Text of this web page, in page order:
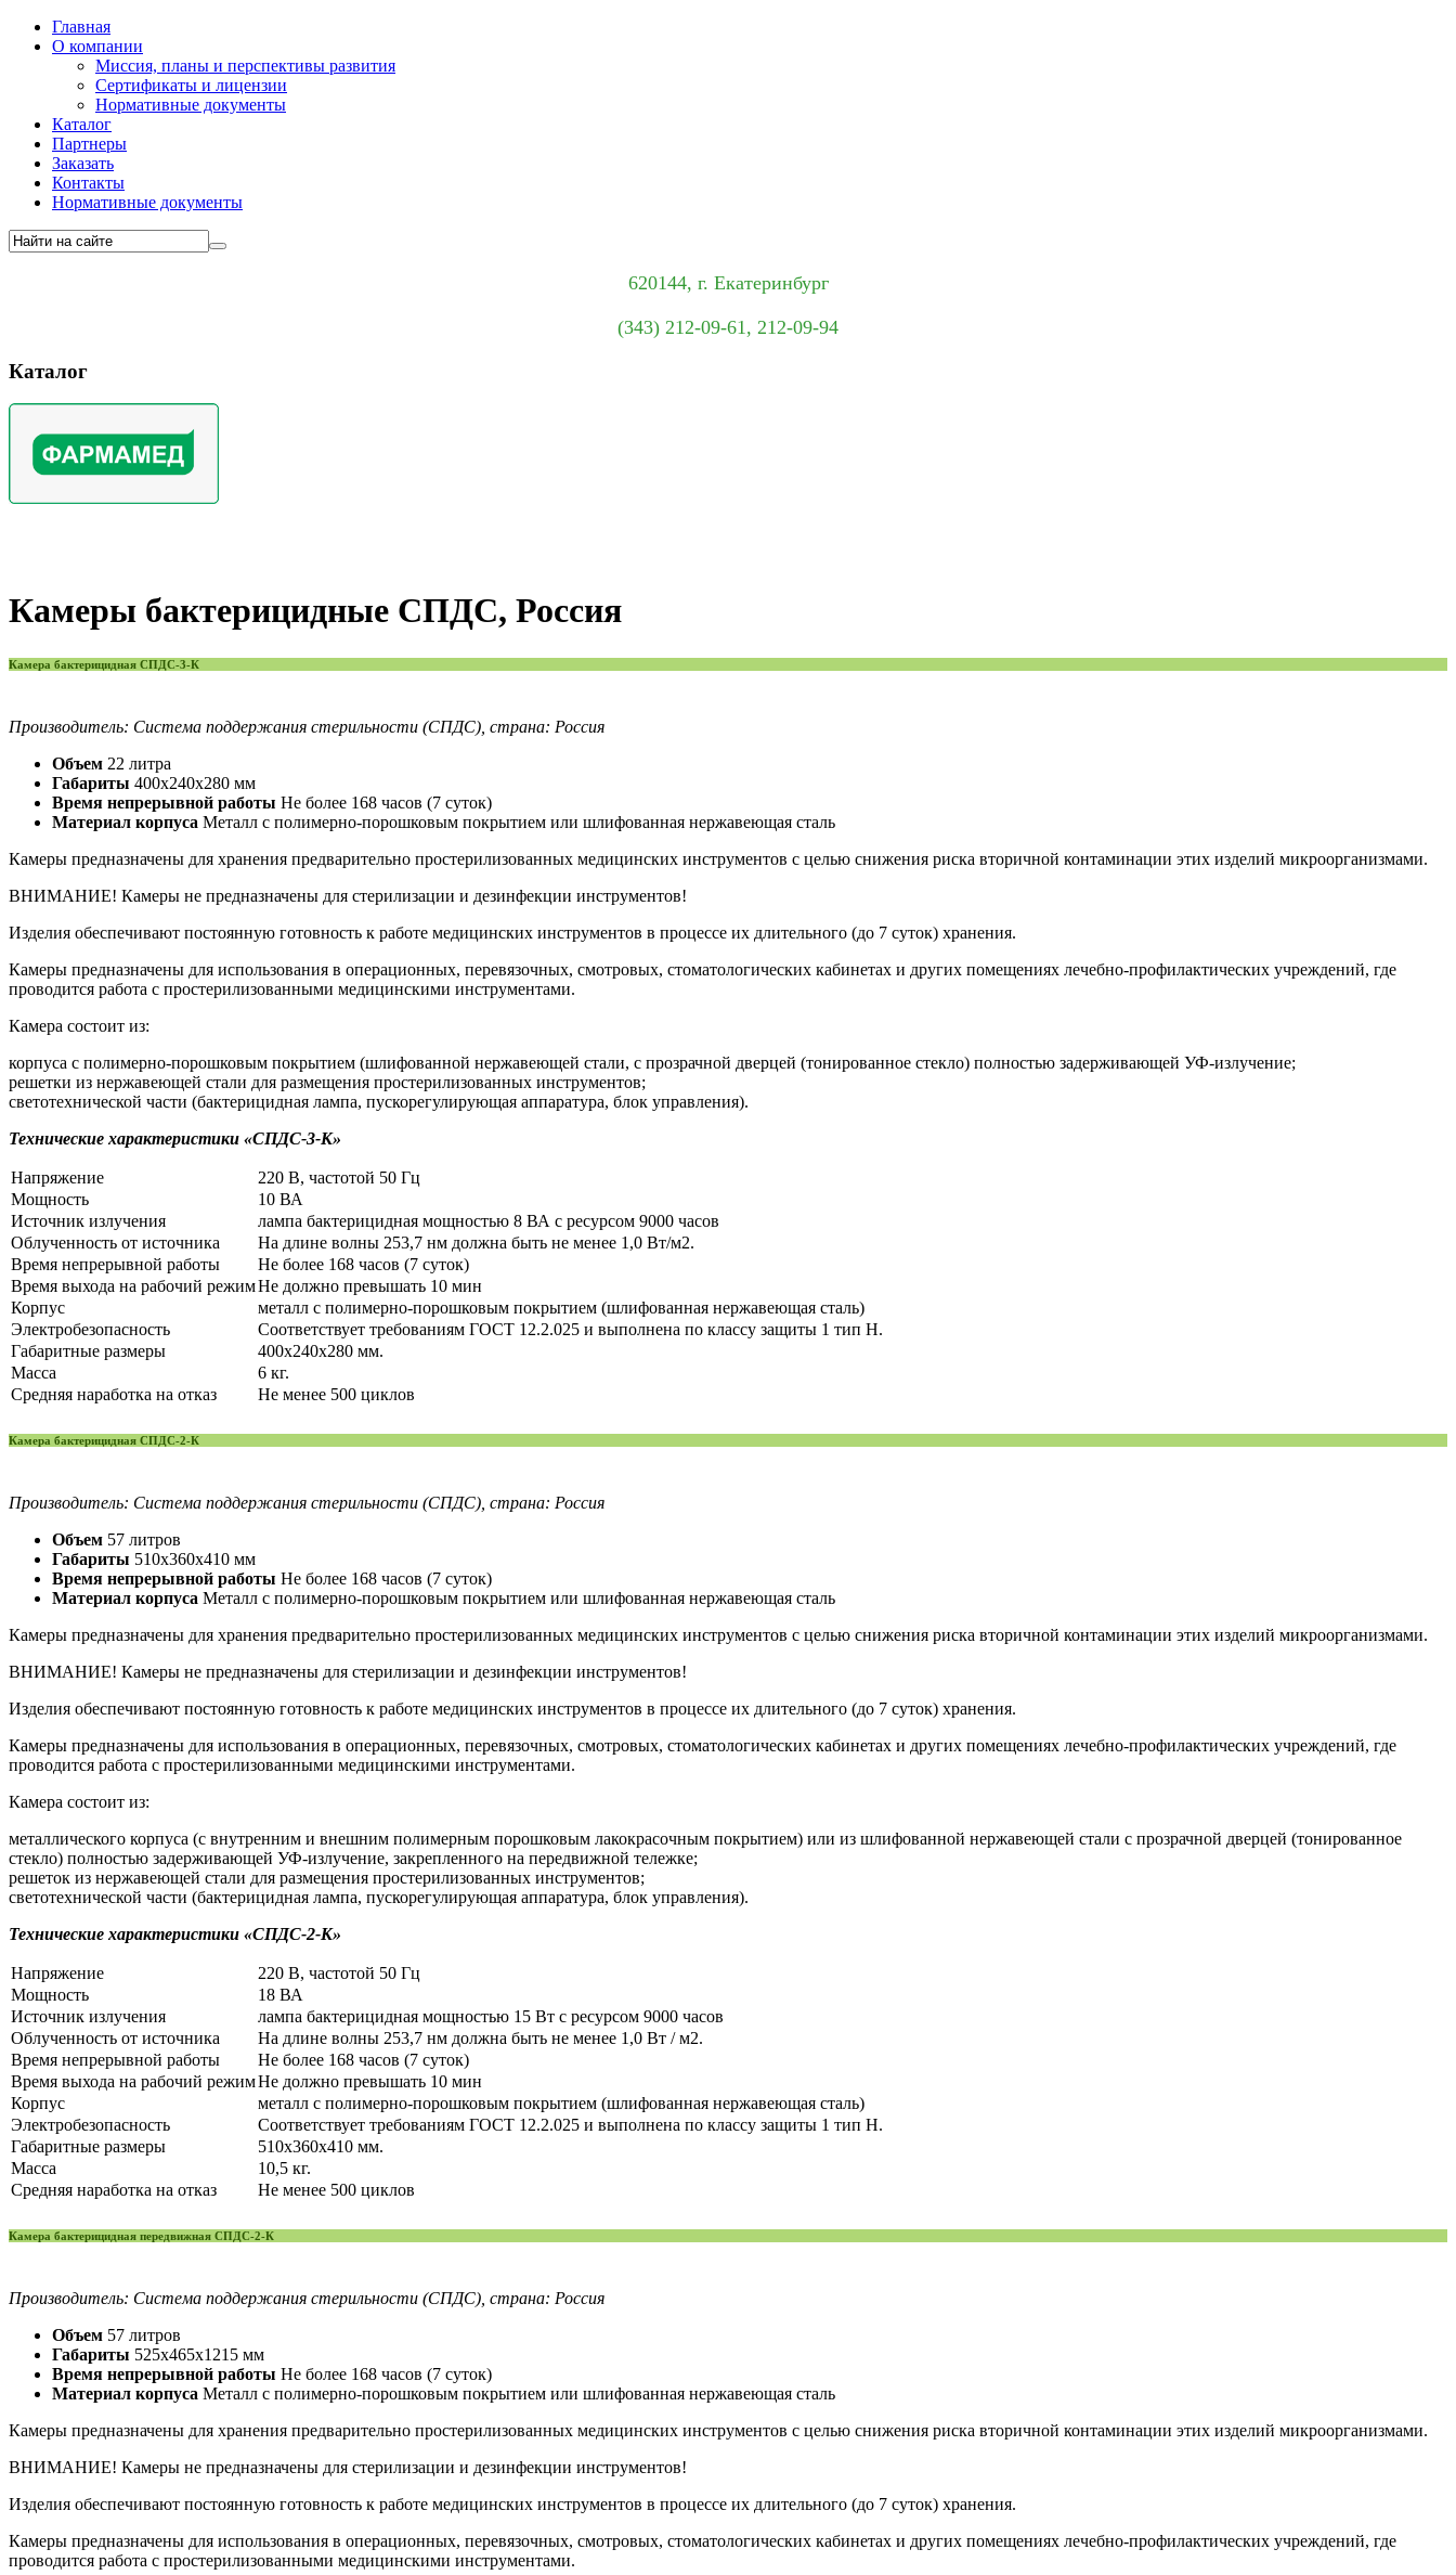
Главная
О компании
Миссия, планы и перспективы развития
Сертификаты и лицензии
Нормативные документы
Каталог
Партнеры
Заказать
Контакты
Нормативные документы
620144, г. Екатеринбург
(343) 212-09-61, 212-09-94
Каталог
Камеры бактерицидные СПДС, Россия
Камера бактерицидная СПДС-3-К
Производитель: Система поддержания стерильности (СПДС), страна: Россия
Объем 22 литра
Габариты 400х240х280 мм
Время непрерывной работы Не более 168 часов (7 суток)
Материал корпуса Металл с полимерно-порошковым покрытием или шлифованная нержавеющая сталь
Камеры предназначены для хранения предварительно простерилизованных медицинских инструментов с целью снижения риска вторичной контаминации этих изделий микроорганизмами.
ВНИМАНИЕ! Камеры не предназначены для стерилизации и дезинфекции инструментов!
Изделия обеспечивают постоянную готовность к работе медицинских инструментов в процессе их длительного (до 7 суток) хранения.
Камеры предназначены для использования в операционных, перевязочных, смотровых, стоматологических кабинетах и других помещениях лечебно-профилактических учреждений, где
проводится работа с простерилизованными медицинскими инструментами.
Камера состоит из:
корпуса с полимерно-порошковым покрытием (шлифованной нержавеющей стали, с прозрачной дверцей (тонированное стекло) полностью задерживающей УФ-излучение;
решетки из нержавеющей стали для размещения простерилизованных инструментов;
светотехнической части (бактерицидная лампа, пускорегулирующая аппаратура, блок управления).
Технические характеристики «СПДС-3-К»
Напряжение
220 В, частотой 50 Гц
Мощность
10 ВА
Источник излучения
лампа бактерицидная мощностью 8 ВА с ресурсом 9000 часов
Облученность от источника
На длине волны 253,7 нм должна быть не менее 1,0 Вт/м2.
Время непрерывной работы
Не более 168 часов (7 суток)
Время выхода на рабочий режимНе должно превышать 10 мин
Корпус
металл с полимерно-порошковым покрытием (шлифованная нержавеющая сталь)
Электробезопасность
Соответствует требованиям ГОСТ 12.2.025 и выполнена по классу защиты 1 тип Н.
Габаритные размеры
400х240х280 мм.
Масса
6 кг.
Средняя наработка на отказ
Не менее 500 циклов
Камера бактерицидная СПДС-2-К
Производитель: Система поддержания стерильности (СПДС), страна: Россия
Объем 57 литров
Габариты 510х360х410 мм
Время непрерывной работы Не более 168 часов (7 суток)
Материал корпуса Металл с полимерно-порошковым покрытием или шлифованная нержавеющая сталь
Камеры предназначены для хранения предварительно простерилизованных медицинских инструментов с целью снижения риска вторичной контаминации этих изделий микроорганизмами.
ВНИМАНИЕ! Камеры не предназначены для стерилизации и дезинфекции инструментов!
Изделия обеспечивают постоянную готовность к работе медицинских инструментов в процессе их длительного (до 7 суток) хранения.
Камеры предназначены для использования в операционных, перевязочных, смотровых, стоматологических кабинетах и других помещениях лечебно-профилактических учреждений, где
проводится работа с простерилизованными медицинскими инструментами.
Камера состоит из:
металлического корпуса (с внутренним и внешним полимерным порошковым лакокрасочным покрытием) или из шлифованной нержавеющей стали с прозрачной дверцей (тонированное
стекло) полностью задерживающей УФ-излучение, закрепленного на передвижной тележке;
решеток из нержавеющей стали для размещения простерилизованных инструментов;
светотехнической части (бактерицидная лампа, пускорегулирующая аппаратура, блок управления).
Технические характеристики «СПДС-2-К»
Напряжение
220 В, частотой 50 Гц
Мощность
18 ВА
Источник излучения
лампа бактерицидная мощностью 15 Вт с ресурсом 9000 часов
Облученность от источника
На длине волны 253,7 нм должна быть не менее 1,0 Вт / м2.
Время непрерывной работы
Не более 168 часов (7 суток)
Время выхода на рабочий режимНе должно превышать 10 мин
Корпус
металл с полимерно-порошковым покрытием (шлифованная нержавеющая сталь)
Электробезопасность
Соответствует требованиям ГОСТ 12.2.025 и выполнена по классу защиты 1 тип Н.
Габаритные размеры
510х360х410 мм.
Масса
10,5 кг.
Средняя наработка на отказ
Не менее 500 циклов
Камера бактерицидная передвижная СПДС-2-К
Производитель: Система поддержания стерильности (СПДС), страна: Россия
Объем 57 литров
Габариты 525х465х1215 мм
Время непрерывной работы Не более 168 часов (7 суток)
Материал корпуса Металл с полимерно-порошковым покрытием или шлифованная нержавеющая сталь
Камеры предназначены для хранения предварительно простерилизованных медицинских инструментов с целью снижения риска вторичной контаминации этих изделий микроорганизмами.
ВНИМАНИЕ! Камеры не предназначены для стерилизации и дезинфекции инструментов!
Изделия обеспечивают постоянную готовность к работе медицинских инструментов в процессе их длительного (до 7 суток) хранения.
Камеры предназначены для использования в операционных, перевязочных, смотровых, стоматологических кабинетах и других помещениях лечебно-профилактических учреждений, где
проводится работа с простерилизованными медицинскими инструментами.